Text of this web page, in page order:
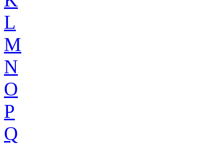
L
M
N
O
P
Q